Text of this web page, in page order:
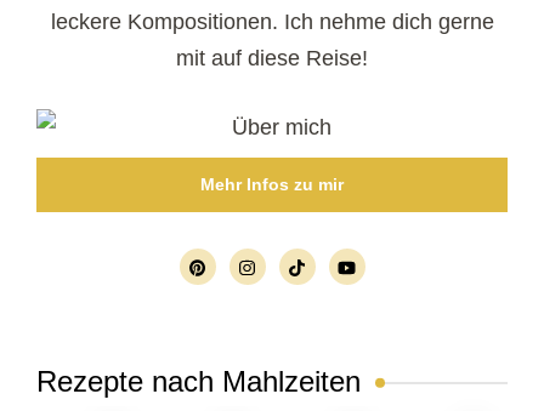
leckere Kompositionen. Ich nehme dich gerne
mit auf diese Reise!
Mehr Infos zu mir
Rezepte nach Mahlzeiten